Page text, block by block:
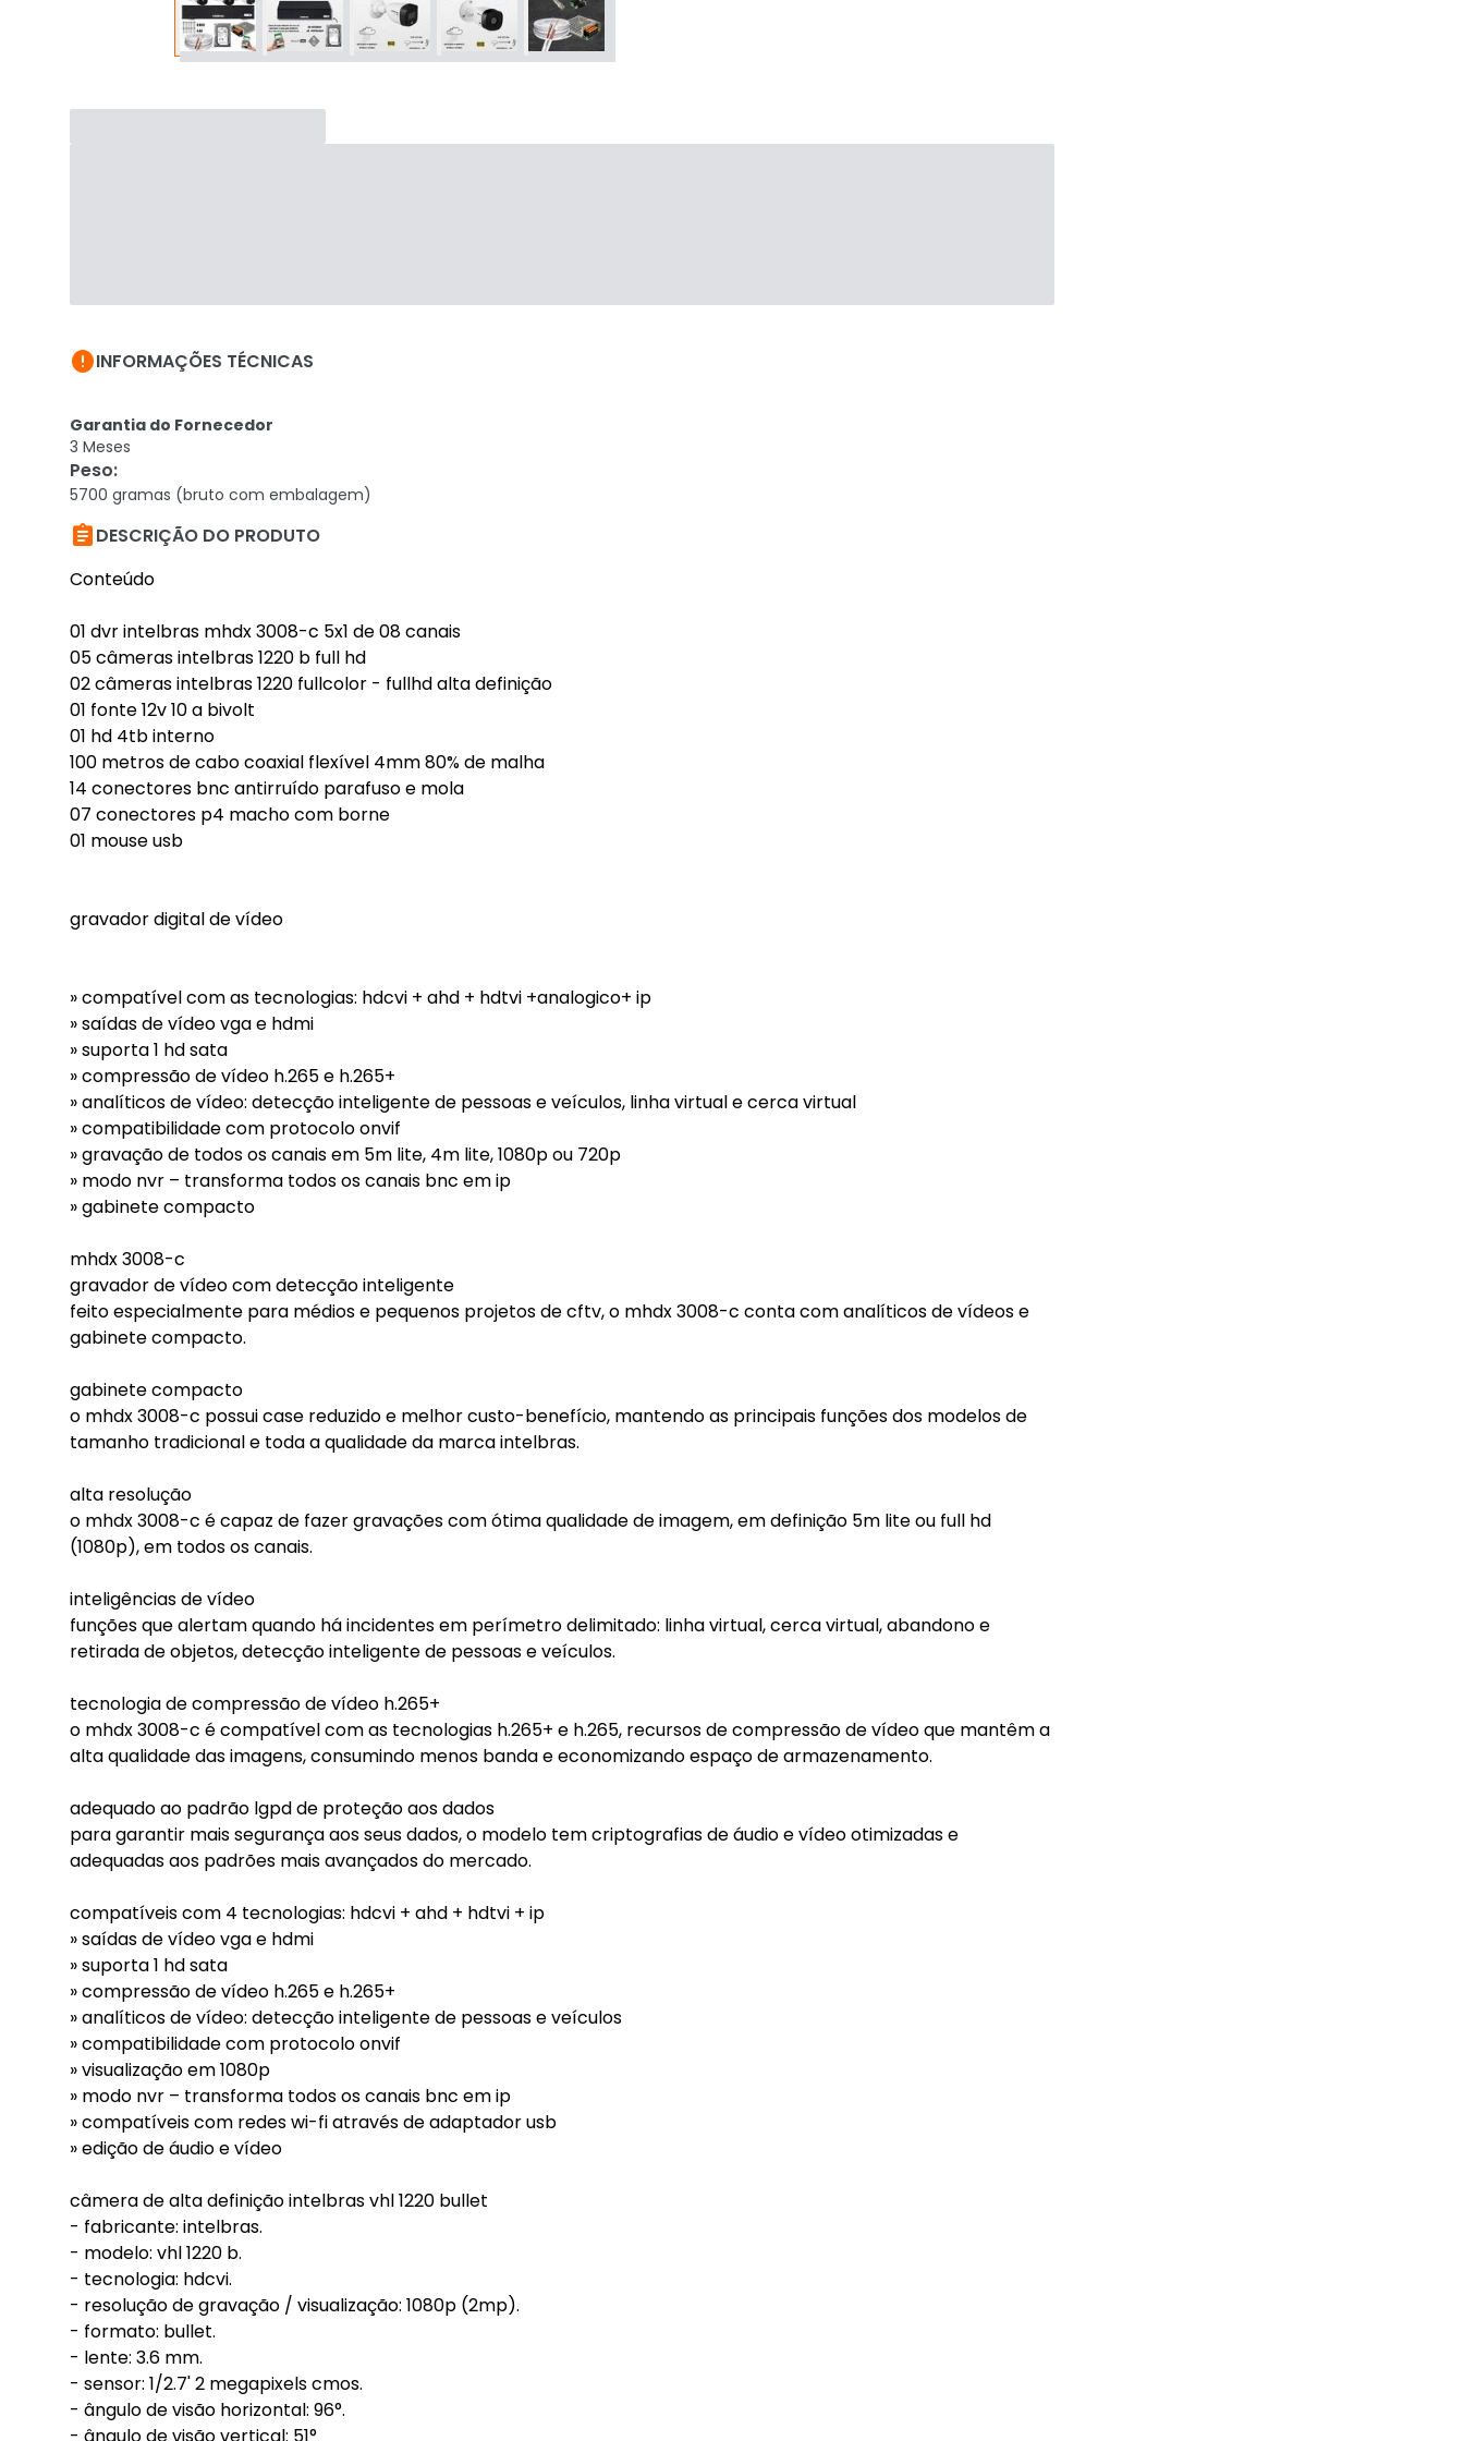
INFORMAÇÕES TÉCNICAS
Garantia do Fornecedor
3 Meses
Peso:
5700 gramas (bruto com embalagem)
DESCRIÇÃO DO PRODUTO
Conteúdo
01 dvr intelbras mhdx 3008-c 5x1 de 08 canais
05 câmeras intelbras 1220 b full hd
02 câmeras intelbras 1220 fullcolor - fullhd alta definição
01 fonte 12v 10 a bivolt
01 hd 4tb interno
100 metros de cabo coaxial flexível 4mm 80% de malha
14 conectores bnc antirruído parafuso e mola
07 conectores p4 macho com borne
01 mouse usb
gravador digital de vídeo
» compatível com as tecnologias: hdcvi + ahd + hdtvi +analogico+ ip
» saídas de vídeo vga e hdmi
» suporta 1 hd sata
» compressão de vídeo h.265 e h.265+
» analíticos de vídeo: detecção inteligente de pessoas e veículos, linha virtual e cerca virtual
» compatibilidade com protocolo onvif
» gravação de todos os canais em 5m lite, 4m lite, 1080p ou 720p
» modo nvr – transforma todos os canais bnc em ip
» gabinete compacto
mhdx 3008-c
gravador de vídeo com detecção inteligente
feito especialmente para médios e pequenos projetos de cftv, o mhdx 3008-c conta com analíticos de vídeos e
gabinete compacto.
gabinete compacto
o mhdx 3008-c possui case reduzido e melhor custo-benefício, mantendo as principais funções dos modelos de
tamanho tradicional e toda a qualidade da marca intelbras.
alta resolução
o mhdx 3008-c é capaz de fazer gravações com ótima qualidade de imagem, em definição 5m lite ou full hd
(1080p), em todos os canais.
inteligências de vídeo
funções que alertam quando há incidentes em perímetro delimitado: linha virtual, cerca virtual, abandono e
retirada de objetos, detecção inteligente de pessoas e veículos.
tecnologia de compressão de vídeo h.265+
o mhdx 3008-c é compatível com as tecnologias h.265+ e h.265, recursos de compressão de vídeo que mantêm a
alta qualidade das imagens, consumindo menos banda e economizando espaço de armazenamento.
adequado ao padrão lgpd de proteção aos dados
para garantir mais segurança aos seus dados, o modelo tem criptografias de áudio e vídeo otimizadas e
adequadas aos padrões mais avançados do mercado.
compatíveis com 4 tecnologias: hdcvi + ahd + hdtvi + ip
» saídas de vídeo vga e hdmi
» suporta 1 hd sata
» compressão de vídeo h.265 e h.265+
» analíticos de vídeo: detecção inteligente de pessoas e veículos
» compatibilidade com protocolo onvif
» visualização em 1080p
» modo nvr – transforma todos os canais bnc em ip
» compatíveis com redes wi-fi através de adaptador usb
» edição de áudio e vídeo
câmera de alta definição intelbras vhl 1220 bullet
- fabricante: intelbras.
- modelo: vhl 1220 b.
- tecnologia: hdcvi.
- resolução de gravação / visualização: 1080p (2mp).
- formato: bullet.
- lente: 3.6 mm.
- sensor: 1/2.7' 2 megapixels cmos.
- ângulo de visão horizontal: 96°.